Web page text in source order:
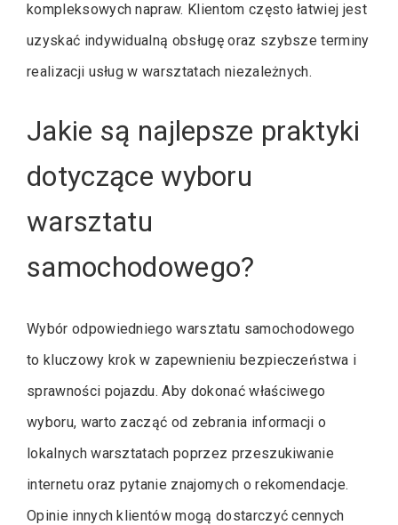
kompleksowych napraw. Klientom często łatwiej jest
uzyskać indywidualną obsługę oraz szybsze terminy
realizacji usług w warsztatach niezależnych.
Jakie są najlepsze praktyki
dotyczące wyboru
warsztatu
samochodowego?
Wybór odpowiedniego warsztatu samochodowego
to kluczowy krok w zapewnieniu bezpieczeństwa i
sprawności pojazdu. Aby dokonać właściwego
wyboru, warto zacząć od zebrania informacji o
lokalnych warsztatach poprzez przeszukiwanie
internetu oraz pytanie znajomych o rekomendacje.
Opinie innych klientów mogą dostarczyć cennych